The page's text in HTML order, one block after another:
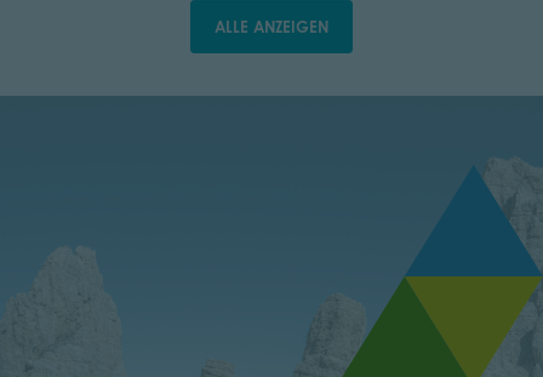
ALLE ANZEIGEN